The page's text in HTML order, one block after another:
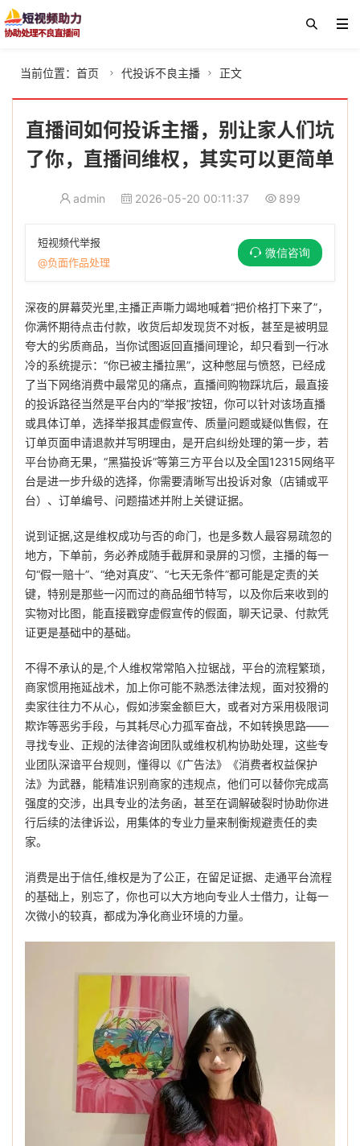
当前位置： 首页  代投诉不良主播  正文
直播间如何投诉主播，别让家人们坑
了你，直播间维权，其实可以更简单
admin 2026-05-20 00:11:37 899
短视频代举报
@负面作品处理
微信咨询
深夜的屏幕荧光里,主播正声嘶力竭地喊着“把价格打下来了”，
你满怀期待点击付款，收货后却发现货不对板，甚至是被明显
夸大的劣质商品，当你试图返回直播间理论，却只看到一行冰
冷的系统提示：“你已被主播拉黑”，这种憋屈与愤怒，已经成
了当下网络消费中最常见的痛点，直播间购物踩坑后，最直接
的投诉路径当然是平台内的“举报”按钮，你可以针对该场直播
或具体订单，选择举报其虚假宣传、质量问题或疑似售假，在
订单页面申请退款并写明理由，是开启纠纷处理的第一步，若
平台协商无果，“黑猫投诉”等第三方平台以及全国12315网络平
台是进一步升级的选择，你需要清晰写出投诉对象（店铺或平
台）、订单编号、问题描述并附上关键证据。
说到证据,这是维权成功与否的命门，也是多数人最容易疏忽的
地方，下单前，务必养成随手截屏和录屏的习惯，主播的每一
句“假一赔十”、“绝对真皮”、“七天无条件”都可能是定责的关
键，特别是那些一闪而过的商品细节特写，以及你后来收到的
实物对比图，能直接戳穿虚假宣传的假面，聊天记录、付款凭
证更是基础中的基础。
不得不承认的是,个人维权常常陷入拉锯战，平台的流程繁琐，
商家惯用拖延战术，加上你可能不熟悉法律法规，面对狡猾的
卖家往往力不从心，假如涉案金额巨大，或者对方采用极限词
欺诈等恶劣手段，与其耗尽心力孤军奋战，不如转换思路——
寻找专业、正规的法律咨询团队或维权机构协助处理，这些专
业团队深谙平台规则，懂得以《广告法》《消费者权益保护
法》为武器，能精准识别商家的违规点，他们可以替你完成高
强度的交涉，出具专业的法务函，甚至在调解破裂时协助你进
行后续的法律诉讼，用集体的专业力量来制衡规避责任的卖
家。
消费是出于信任,维权是为了公正，在留足证据、走通平台流程
的基础上，别忘了，你也可以大方地向专业人士借力，让每一
次微小的较真，都成为净化商业环境的力量。